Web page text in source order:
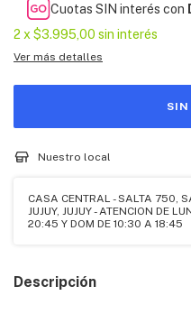
Cuotas SIN interés con
2 x $3.995,00 sin interés
Ver más detalles
Nuestro local
CASA CENTRAL - SALTA 750,
JUJUY, JUJUY - ATENCION DE
20:45 Y DOM DE 10:30 A 18:45
Descripción